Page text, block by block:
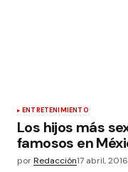
ENTRETENIMIENTO
Los hijos más
famosos en
porRedacción17 abril, 2016